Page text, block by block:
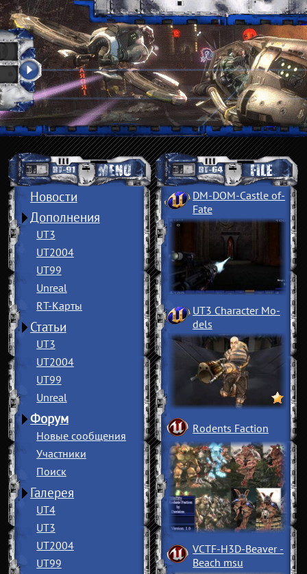
Новости
Дополнения
UT3
UT2004
UT99
Unreal
RT-Карты
Статьи
UT3
UT2004
UT99
Unreal
Форум
Новые сообщения
Участники
Поиск
Галерея
UT4
UT3
UT2004
UT99
DM-DOM-Castle of­
Fate
UT3 Character Mo­
dels
Rodents Faction
VCTF-H3D-Beaver ­
Beach msu